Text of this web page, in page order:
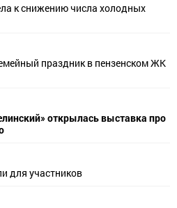
к снижению числа холодных
праздник в пензенском ЖК
открылась выставка про
для участников